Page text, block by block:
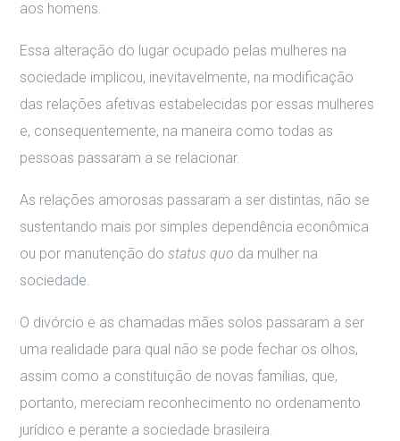
aos homens.
Essa alteração do lugar ocupado pelas mulheres na
sociedade implicou, inevitavelmente, na modificação
das relações afetivas estabelecidas por essas mulheres
e, consequentemente, na maneira como todas as
pessoas passaram a se relacionar.
As relações amorosas passaram a ser distintas, não se
sustentando mais por simples dependência econômica
ou por manutenção dostatus quo da mulher na
sociedade.
O divórcio e as chamadas mães solos passaram a ser
uma realidade para qual não se pode fechar os olhos,
assim como a constituição de novas famílias, que,
portanto, mereciam reconhecimento no ordenamento
jurídico e perante a sociedade brasileira.